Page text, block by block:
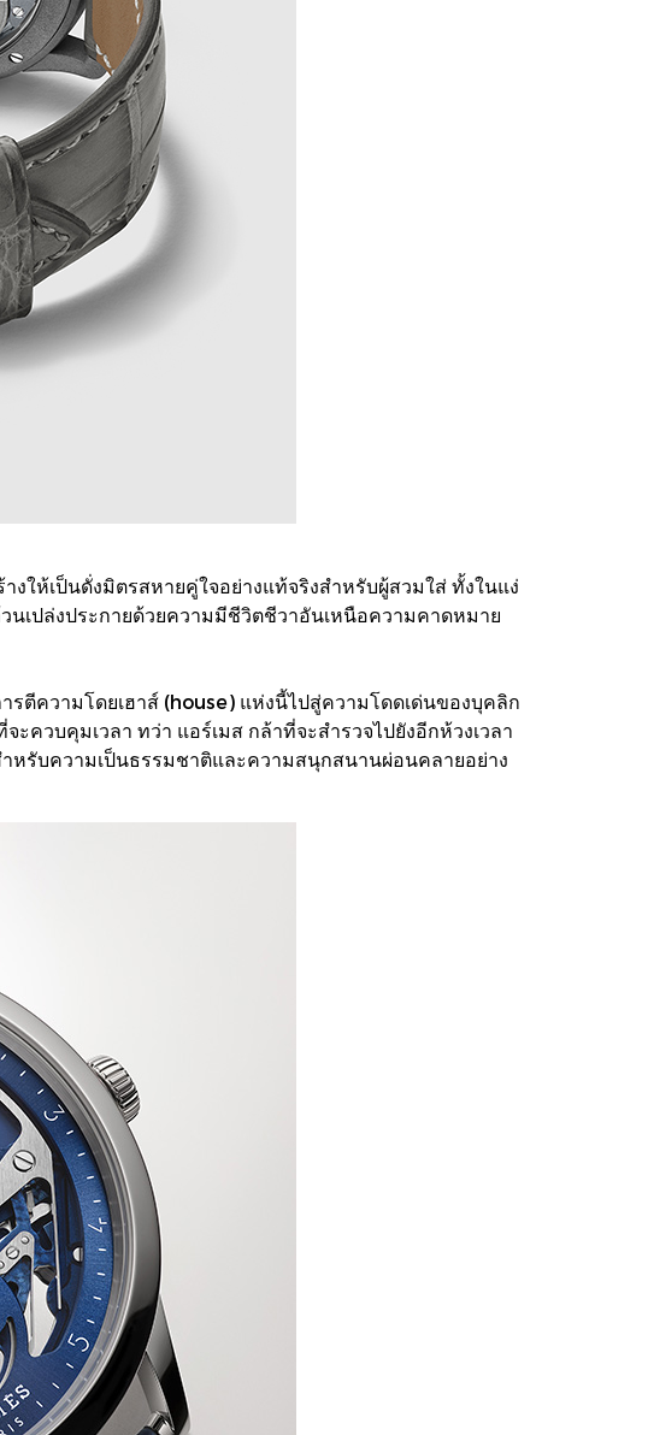
ให้เป็นดั่งมิตรสหายคู่ใจอย่างแท้จริงสำหรับผู้สวมใส่ ทั้งในแง่
เปล่งประกายด้วยความมีชีวิตชีวาอันเหนือความคาดหมาย
รตีความโดยเฮาส์ (house) แห่งนี้ไปสู่ความโดดเด่นของบุคลิก
ควบคุมเวลา ทว่า แอร์เมส กล้าที่จะสำรวจไปยังอีกห้วงเวลา
หรับความเป็นธรรมชาติและความสนุกสนานผ่อนคลายอย่าง